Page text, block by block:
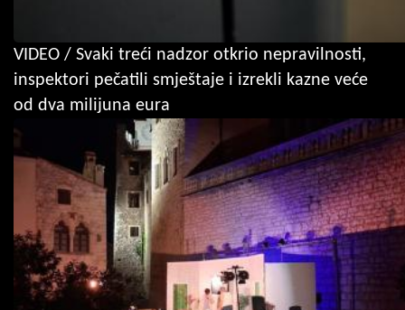
VIDEO / Svaki treći nadzor otkrio nepravilnosti,
inspektori pečatili smještaje i izrekli kazne veće
od dva milijuna eura